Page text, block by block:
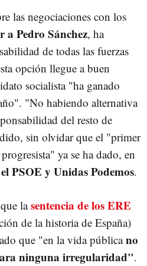
las negociaciones con los
a Pedro Sánchez, ha
de todas las fuerzas
opción llegue a buen
socialista "ha ganado
"No habiendo alternativa
del resto de
sin olvidar que el "primer
ya se ha dado, en
PSOE y Unidas Podemos.
lasentencia de los ERE
de la historia de España)
que "en la vida públicano
ninguna irregularidad".